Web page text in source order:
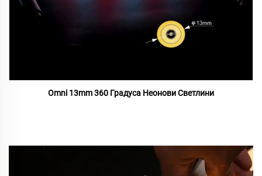
Omni 13mm 360 Градуса Неонови Светлини